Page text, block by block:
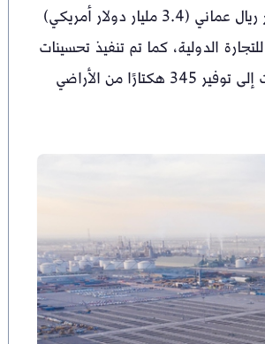
وفي النصف الأول من عام 2024م حصل الميناء والمنطقة الحرة على 1.3 مليار ريال عماني (3.4 مليار دولار أمريكي)
الدولية، كما تم تنفيذ تحسينات
كبيرة في البنية الأساسية ضمن المرحلة الثانية من تطوير المنطقة الحرة، أدت إلى توفير 345 هكتارًا من الأراضي